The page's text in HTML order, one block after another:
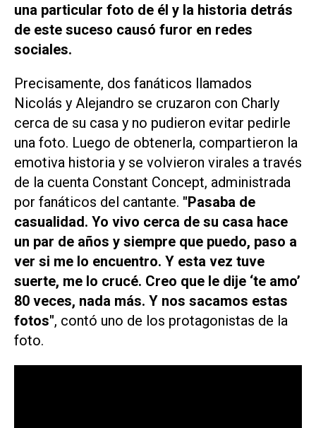
una particular foto de él y la historia detrás
de este suceso causó furor en redes
sociales.
Precisamente, dos fanáticos llamados
Nicolás y Alejandro se cruzaron con Charly
cerca de su casa y no pudieron evitar pedirle
una foto. Luego de obtenerla, compartieron la
emotiva historia y se volvieron virales a través
de la cuenta Constant Concept, administrada
por fanáticos del cantante. "Pasaba de
casualidad. Yo vivo cerca de su casa hace
un par de años y siempre que puedo, paso a
ver si me lo encuentro. Y esta vez tuve
suerte, me lo crucé. Creo que le dije ‘te amo’
80 veces, nada más. Y nos sacamos estas
fotos", contó uno de los protagonistas de la
foto.